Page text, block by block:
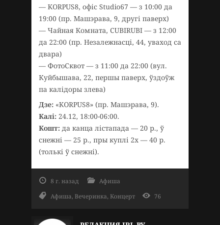
— KORPUS8, офіс Studio67 — з 10:00 да
19:00 (пр. Машэрава, 9, другі паверх)
— Чайная Комната, CUBIRUBI — з 12:00
да 22:00 (пр. Незалежнасці, 44, уваход са
двара)
— ФотоСквот — з 11:00 да 22:00 (вул.
Куйбышава, 22, першы паверх, ўздоўж
па калідоры злева)
Дзе: «KORPUS8» (пр. Машэрава, 9).
Калi: 24.12, 18:00-06:00.
Кошт: да канца лістапада — 20 р., ў
снежні — 25 р., пры куплі 2х — 40 р.
(толькі ў снежні).
8 г. назад
Афиша
Афиша, Вечеринка, Концерт 76